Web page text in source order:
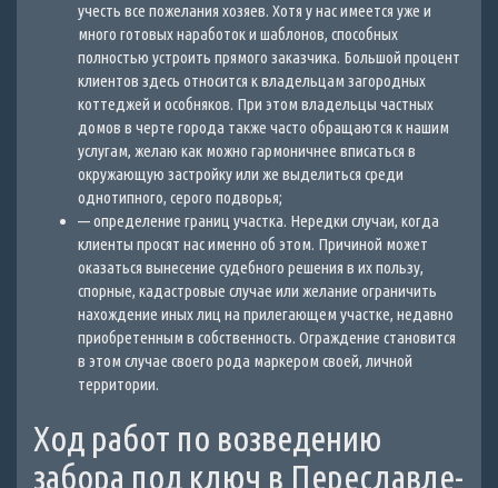
учесть все пожелания хозяев. Хотя у нас имеется уже и
много готовых наработок и шаблонов, способных
полностью устроить прямого заказчика. Большой процент
клиентов здесь относится к владельцам загородных
коттеджей и особняков. При этом владельцы частных
домов в черте города также часто обращаются к нашим
услугам, желаю как можно гармоничнее вписаться в
окружающую застройку или же выделиться среди
однотипного, серого подворья;
— определение границ участка. Нередки случаи, когда
клиенты просят нас именно об этом. Причиной может
оказаться вынесение судебного решения в их пользу,
спорные, кадастровые случае или желание ограничить
нахождение иных лиц на прилегающем участке, недавно
приобретенным в собственность. Ограждение становится
в этом случае своего рода маркером своей, личной
территории.
Ход работ по возведению
забора под ключ в Переславле-